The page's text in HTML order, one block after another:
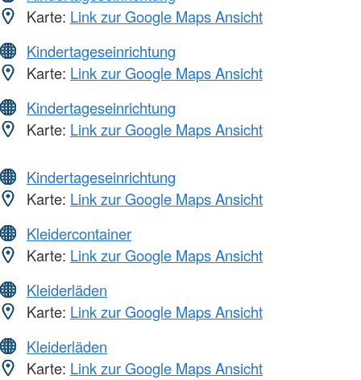
Karte: Link zur Google Maps Ansicht
Kindertageseinrichtung
Karte: Link zur Google Maps Ansicht
Kindertageseinrichtung
Karte: Link zur Google Maps Ansicht
Kindertageseinrichtung
Karte: Link zur Google Maps Ansicht
Kleidercontainer
Karte: Link zur Google Maps Ansicht
Kleiderläden
Karte: Link zur Google Maps Ansicht
Kleiderläden
Karte: Link zur Google Maps Ansicht